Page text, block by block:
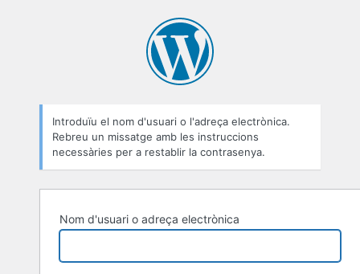
Introduïu el nom d'usuari o l'adreça electrònica.
Rebreu un missatge amb les instruccions
necessàries per a restablir la contrasenya.
Nom d'usuari o adreça electrònica